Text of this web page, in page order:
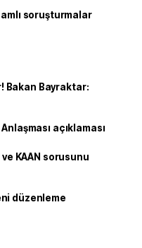
soruşturmalar
Bakan Bayraktar:
açıklaması
KAAN sorusunu
düzenleme